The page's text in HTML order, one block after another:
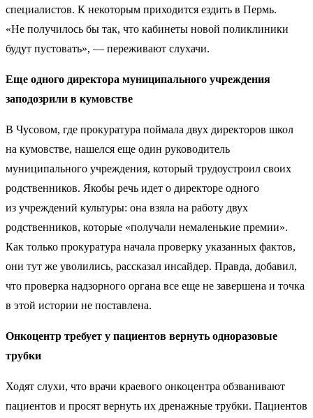
специалистов. К некоторым приходится ездить в Пермь.
«Не получилось бы так, что кабинеты новой поликлиники
будут пустовать», — переживают слухачи.
Еще одного директора муниципального учреждения
заподозрили в кумовстве
В Чусовом, где прокуратура поймала двух директоров школ
на кумовстве, нашелся еще один руководитель
муниципального учреждения, который трудоустроил своих
родственников. Якобы речь идет о директоре одного
из учреждений культуры: она взяла на работу двух
родственников, которые «получали немаленькие премии».
Как только прокуратура начала проверку указанных фактов,
они тут же уволились, рассказал инсайдер. Правда, добавил,
что проверка надзорного органа все еще не завершена и точка
в этой истории не поставлена.
Онкоцентр требует у пациентов вернуть одноразовые
трубки
Ходят слухи, что врачи краевого онкоцентра обзванивают
пациентов и просят вернуть их дренажные трубки. Пациентов